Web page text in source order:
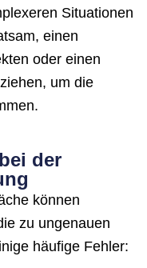
Situationen
einen
oder einen
um die
der
können
zu ungenauen
häufige Fehler: